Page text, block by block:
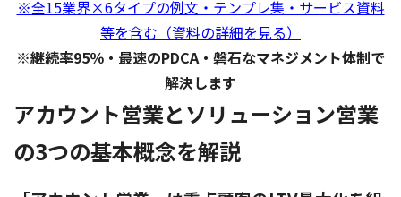
※全15業界×6タイプの例文・テンプレ集・サービス資料
等を含む（資料の詳細を見る）
※継続率95％・最速のPDCA・磐石なマネジメント体制で
解決します
アカウント営業とソリューション営業
の3つの基本概念を解説